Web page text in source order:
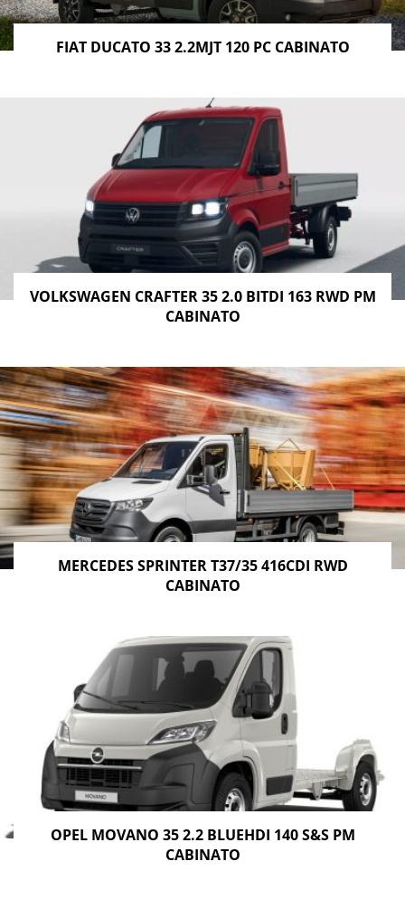
FIAT DUCATO 33 2.2MJT 120 PC CABINATO
VOLKSWAGEN CRAFTER 35 2.0 BITDI 163 RWD PM
CABINATO
MERCEDES SPRINTER T37/35 416CDI RWD
CABINATO
OPEL MOVANO 35 2.2 BLUEHDI 140 S&S PM
CABINATO